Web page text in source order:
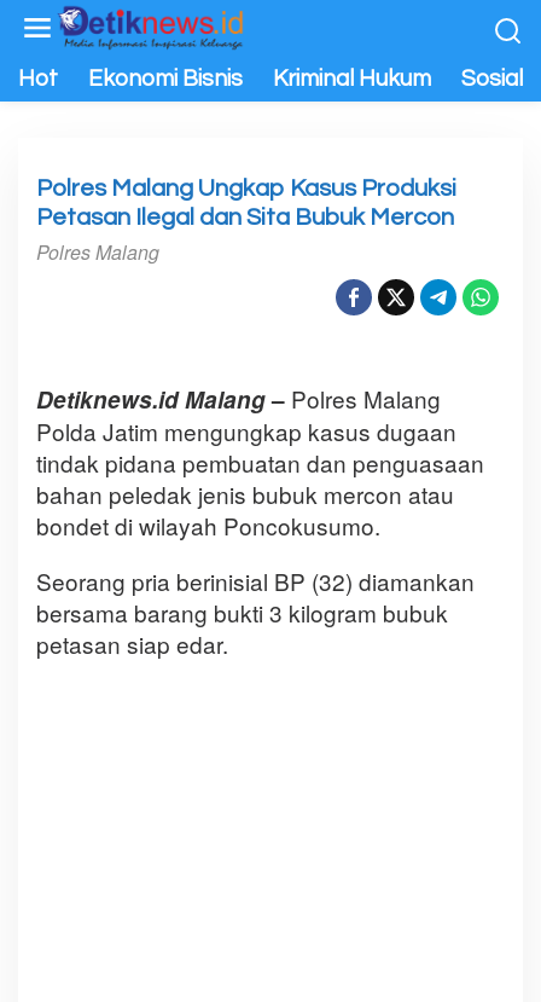
a
Hot Ekonomi Bisnis Kriminal Hukum Sosial
Polres Malang Ungkap Kasus Produksi
Petasan Ilegal dan Sita Bubuk Mercon
Polres Malang
Detiknews.id Malang– Polres Malang
Polda Jatim mengungkap kasus dugaan
tindak pidana pembuatan dan penguasaan
bahan peledak jenis bubuk mercon atau
bondet di wilayah Poncokusumo.
Seorang pria berinisial BP (32) diamankan
bersama barang bukti 3 kilogram bubuk
petasan siap edar.